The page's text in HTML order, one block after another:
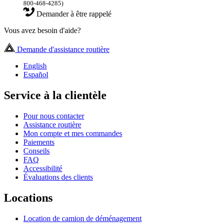
800-468-4285)
Demander à être rappelé
Vous avez besoin d'aide?
Demande d'assistance routière
English
Español
Service à la clientèle
Pour nous contacter
Assistance routière
Mon compte et mes commandes
Paiements
Conseils
FAQ
Accessibilité
Évaluations des clients
Locations
Location de camion de déménagement